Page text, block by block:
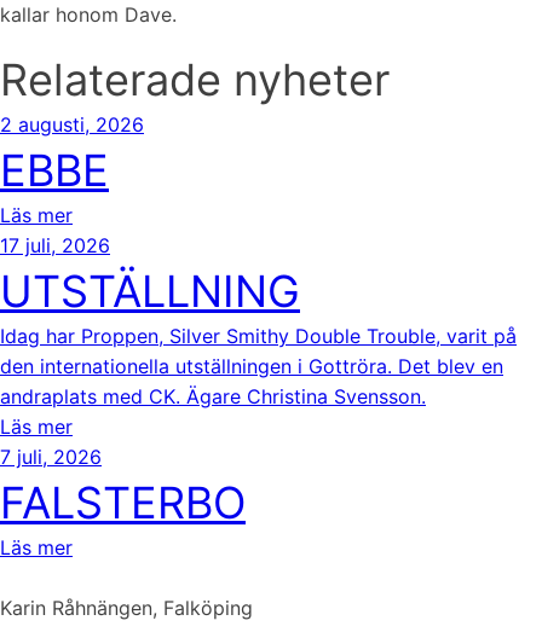
kallar honom Dave.
Relaterade nyheter
2 augusti, 2026
EBBE
Läs mer
17 juli, 2026
UTSTÄLLNING
Idag har Proppen, Silver Smithy Double Trouble, varit på
den internationella utställningen i Gottröra. Det blev en
andraplats med CK. Ägare Christina Svensson.
Läs mer
7 juli, 2026
FALSTERBO
Läs mer
Karin Råhnängen, Falköping